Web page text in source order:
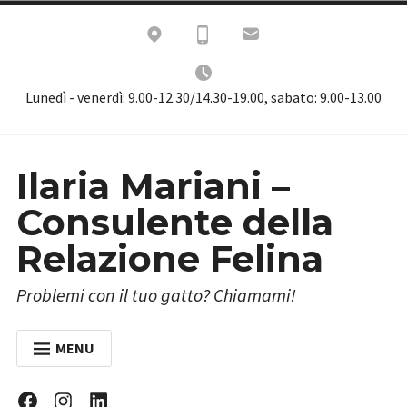
Lunedì - venerdì: 9.00-12.30/14.30-19.00, sabato: 9.00-13.00
Ilaria Mariani –
Consulente della
Relazione Felina
Problemi con il tuo gatto? Chiamami!
MENU
FacebookInstagram
Linkedin